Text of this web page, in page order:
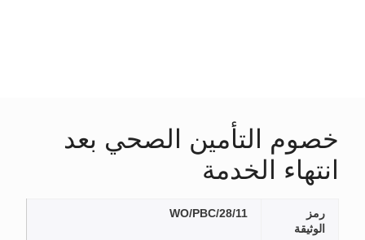
خصوم التأمين الصحي بعد
انتهاء الخدمة
رمز
الوثيقة
WO/PBC/28/11